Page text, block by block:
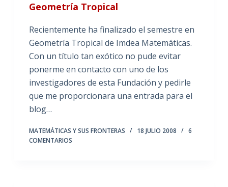
Geometría Tropical
Recientemente ha finalizado el semestre en
Geometría Tropical de Imdea Matemáticas.
Con un título tan exótico no pude evitar
ponerme en contacto con uno de los
investigadores de esta Fundación y pedirle
que me proporcionara una entrada para el
blog…
MATEMÁTICAS Y SUS FRONTERAS 18 JULIO 2008
6
COMENTARIOS